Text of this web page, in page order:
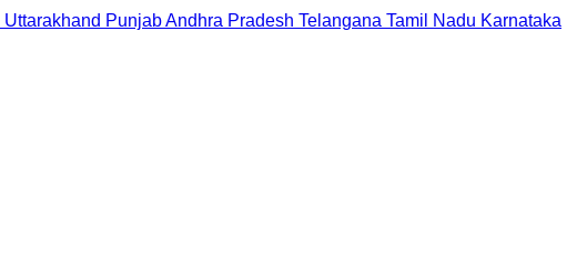
Uttarakhand PunjabAndhra Pradesh Telangana Tamil Nadu Karnataka